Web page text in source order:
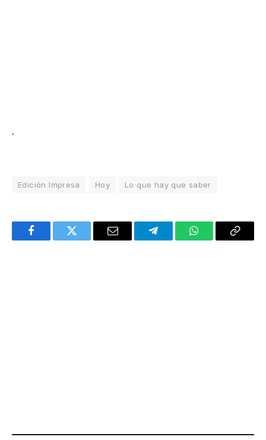
.
Edición Impresa Hoy Lo que hay que saber
FacebookTwitter Email TelegramWhatsAppCopy